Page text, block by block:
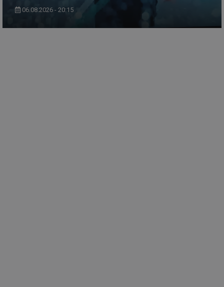
06.08.2026 - 20:15